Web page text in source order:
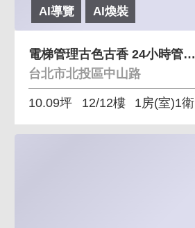
AI導覽 AI煥裝
電梯管理古色古香 24小時管理代收垃圾
台北市北投區中山路
10.09坪 12/12樓 1房(室)1衛